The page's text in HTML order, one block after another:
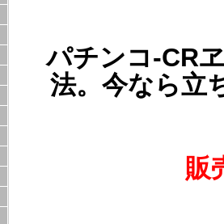
パチンコ-CR
法。今なら立
販